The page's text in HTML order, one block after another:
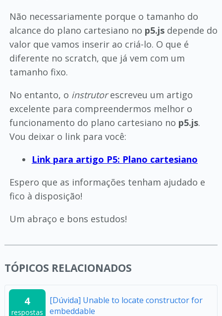
Não necessariamente porque o tamanho do
alcance do plano cartesiano no p5.jsdepende do
valor que vamos inserir ao criá-lo. O que é
diferente no scratch, que já vem com um
tamanho fixo.
No entanto, o instrutorescreveu um artigo
excelente para compreendermos melhor o
funcionamento do plano cartesiano no p5.js.
Vou deixar o link para você:
Link para artigo P5: Plano cartesiano
Espero que as informações tenham ajudado e
fico à disposição!
Um abraço e bons estudos!
TÓPICOS RELACIONADOS
4
respostas
[Dúvida] Unable to locate constructor for
embeddable